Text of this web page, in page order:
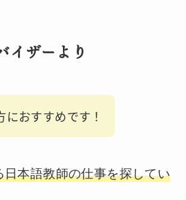
イザーより
におすすめです！
日本語教師の仕事を探してい